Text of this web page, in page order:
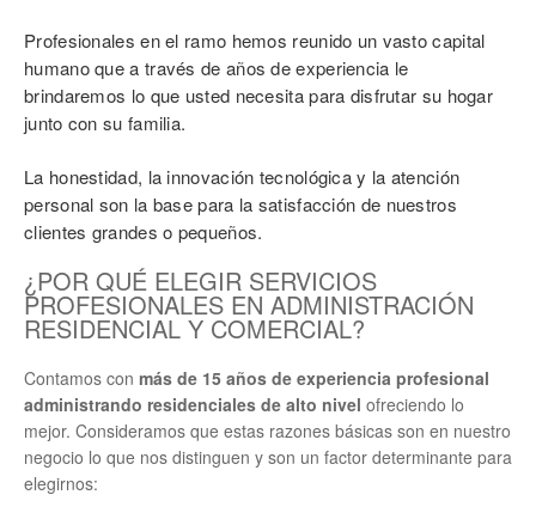
Profesionales en el ramo hemos reunido un vasto capital
humano que a través de años de experiencia le
brindaremos lo que usted necesita para disfrutar su hogar
junto con su familia.
La honestidad, la innovación tecnológica y la atención
personal son la base para la satisfacción de nuestros
clientes grandes o pequeños.
¿POR QUÉ ELEGIR SERVICIOS
PROFESIONALES EN ADMINISTRACIÓN
RESIDENCIAL Y COMERCIAL?
Contamos con más de 15 años de experiencia profesional
administrando residenciales de alto nivel ofreciendo lo
mejor. Consideramos que estas razones básicas son en nuestro
negocio lo que nos distinguen y son un factor determinante para
elegirnos: